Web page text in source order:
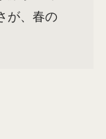
が、春の